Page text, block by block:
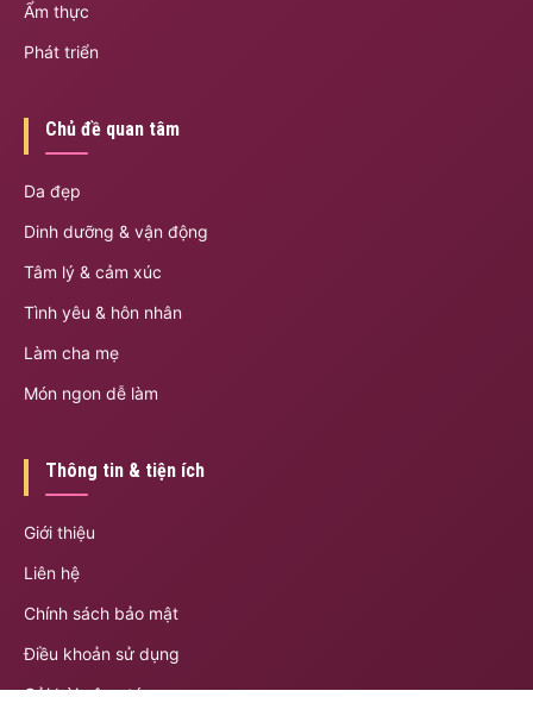
Ẩm thực
Phát triển
Chủ đề quan tâm
Da đẹp
Dinh dưỡng & vận động
Tâm lý & cảm xúc
Tình yêu & hôn nhân
Làm cha mẹ
Món ngon dễ làm
Thông tin & tiện ích
Giới thiệu
Liên hệ
Chính sách bảo mật
Điều khoản sử dụng
Gửi bài cộng tác